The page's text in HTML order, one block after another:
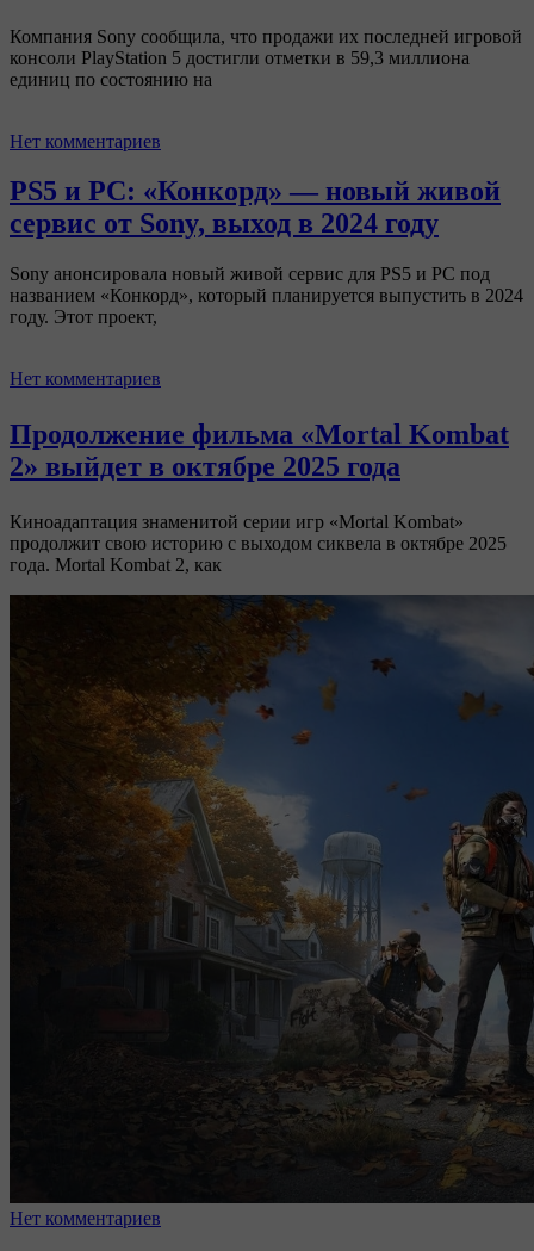
Компания Sony сообщила, что продажи их последней игровой
консоли PlayStation 5 достигли отметки в 59,3 миллиона
единиц по состоянию на
Нет комментариев
PS5 и PC: «Конкорд» — новый живой
сервис от Sony, выход в 2024 году
Sony анонсировала новый живой сервис для PS5 и PC под
названием «Конкорд», который планируется выпустить в 2024
году. Этот проект,
Нет комментариев
Продолжение фильма «Mortal Kombat
2» выйдет в октябре 2025 года
Киноадаптация знаменитой серии игр «Mortal Kombat»
продолжит свою историю с выходом сиквела в октябре 2025
года. Mortal Kombat 2, как
Нет комментариев